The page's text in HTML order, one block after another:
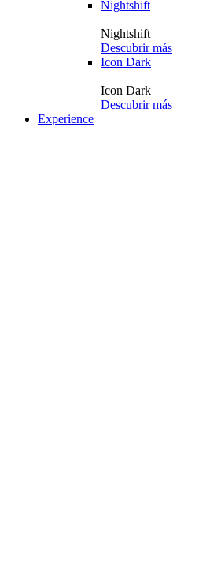
Nightshift
Nightshift
Descubrir más
Icon Dark
Icon Dark
Descubrir más
Experience